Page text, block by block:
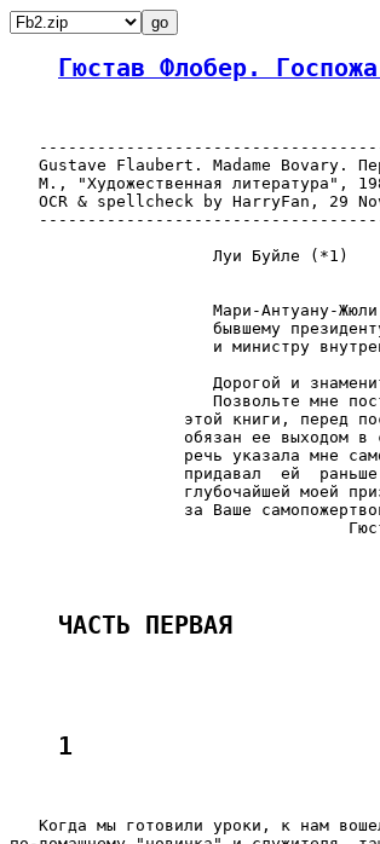
Гюстав Флобер.
Gustave Flaubert. Madame Bovary.
М., "Художественная литература",
OCR & spellcheck by HarryFan, 29
                     Луи Буйле (*1)
Мари-Антуану-
бывшему
и министру
Дорогой и
Позвольте мне
этой книги, перед
обязан ее выходом в
речь указала мне
придавал  ей
глубочайшей моей
за Ваше
ЧАСТЬ ПЕРВАЯ
1